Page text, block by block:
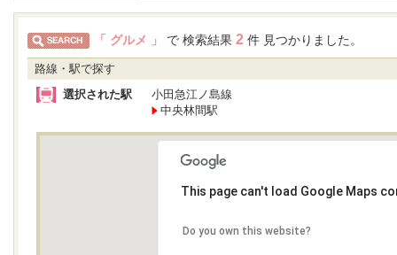
「 グルメ 」 で 検索結果 2 件 見つかりました。
路線・駅で探す
選択された駅
小田急江ノ島線
中央林間駅
This page can't load Google Maps
Do you own this website?